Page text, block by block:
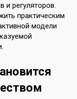
и регуляторов.
практическим
модели